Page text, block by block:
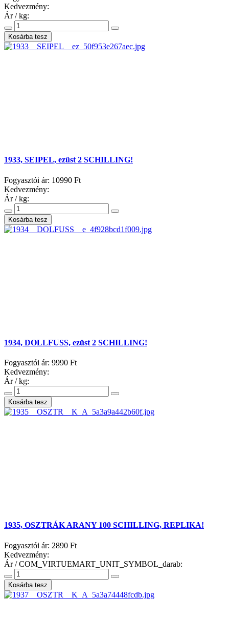
Kedvezmény:
Ár / kg:
1933, SEIPEL, ezüst 2 SCHILLING!
Fogyasztói ár: 10990 Ft
Kedvezmény:
Ár / kg:
1934, DOLLFUSS, ezüst 2 SCHILLING!
Fogyasztói ár: 9990 Ft
Kedvezmény:
Ár / kg:
1935, OSZTRÁK ARANY 100 SCHILLING, REPLIKA!
Fogyasztói ár: 2890 Ft
Kedvezmény:
Ár / COM_VIRTUEMART_UNIT_SYMBOL_darab: